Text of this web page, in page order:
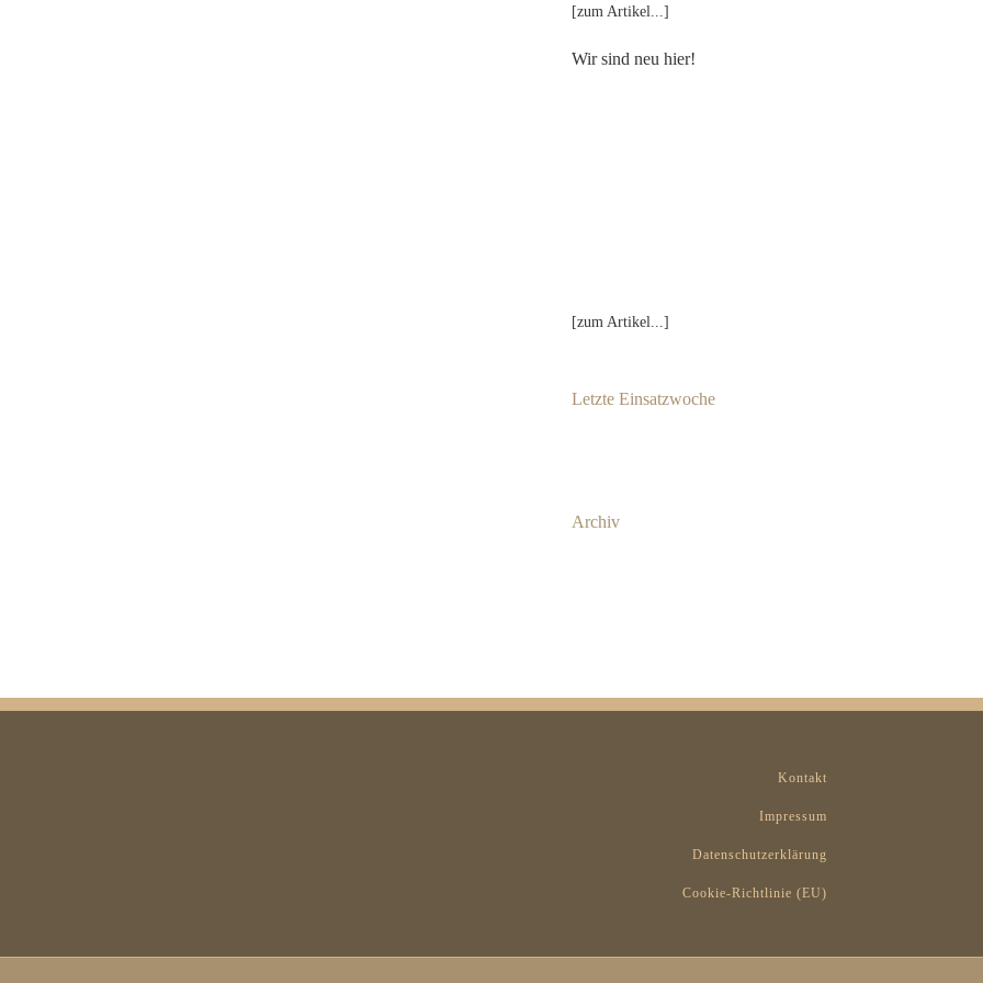
[zum Artikel...]
Wir sind neu hier!
[zum Artikel...]
Letzte Einsatzwoche
Archiv
Kontakt
Impressum
Datenschutzerklärung
Cookie-Richtlinie (EU)